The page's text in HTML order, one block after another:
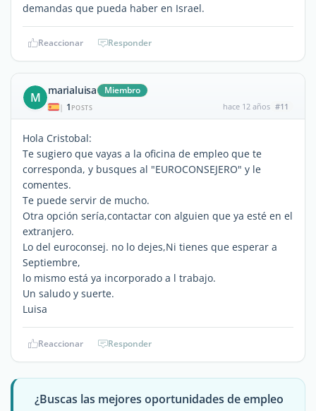
demandas que pueda haber en Israel.
Reaccionar Responder
M marialuisa Miembro
| 1 POSTS hace 12 años #11
Hola Cristobal:
Te sugiero que vayas a la oficina de empleo que te
corresponda, y busques al "EUROCONSEJERO" y le
comentes.
Te puede servir de mucho.
Otra opción sería,contactar con alguien que ya esté en el
extranjero.
Lo del euroconsej. no lo dejes,Ni tienes que esperar a
Septiembre,
lo mismo está ya incorporado a l trabajo.
Un saludo y suerte.
Luisa
Reaccionar Responder
¿Buscas las mejores oportunidades de empleo